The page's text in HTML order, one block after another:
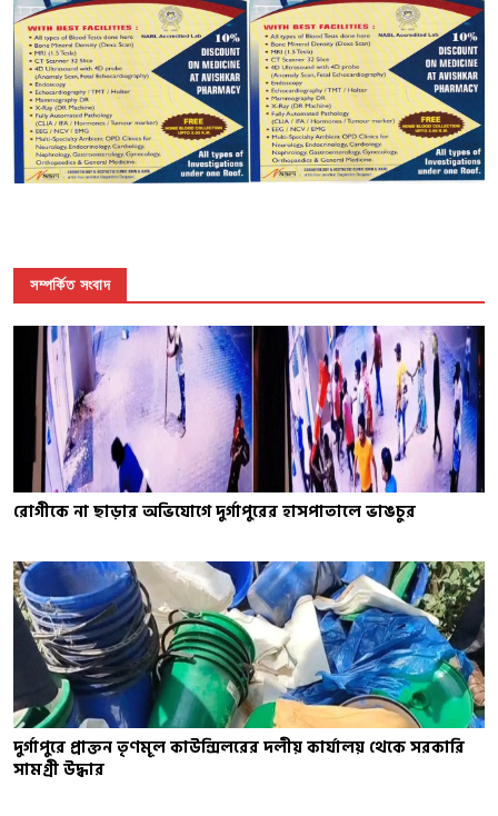
সম্পর্কিত সংবাদ
রোগীকে না ছাড়ার অভিযোগে দুর্গাপুরের হাসপাতালে ভাঙচুর
দুর্গাপুরে প্রাক্তন তৃণমূল কাউন্সিলরের দলীয় কার্যালয় থেকে সরকারি
সামগ্রী উদ্ধার